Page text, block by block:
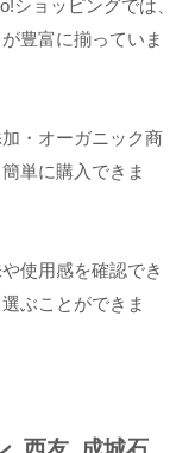
ショッピングでは、
豊富に揃っていま
・オーガニック商
単に購入できま
使用感を確認でき
ぶことができま